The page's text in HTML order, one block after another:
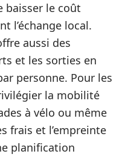
baisser le coût
l’échange local.
aussi des
et les sorties en
personne. Pour les
la mobilité
à vélo ou même
frais et l’empreinte
planification